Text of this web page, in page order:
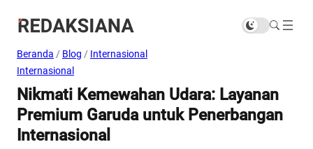
Beranda / Blog / Internasional
Internasional
Nikmati Kemewahan Udara: Layanan
Premium Garuda untuk Penerbangan
Internasional